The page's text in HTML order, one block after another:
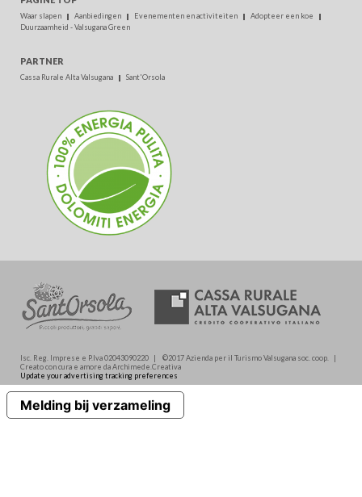
Waar slapen Aanbiedingen Evenementen en activiteiten
Adopteer een koe
Duurzaamheid - Valsugana Green
PARTNER
Cassa Rurale Alta Valsugana Sant'Orsola
Isc. Reg. Imprese e P.Iva 02043090220 | ©2017 Azienda per il Turismo Valsugana soc. coop. |
Creato con cura e amore da Archimede.Creativa
Update your advertising tracking preferences
Melding bij verzameling